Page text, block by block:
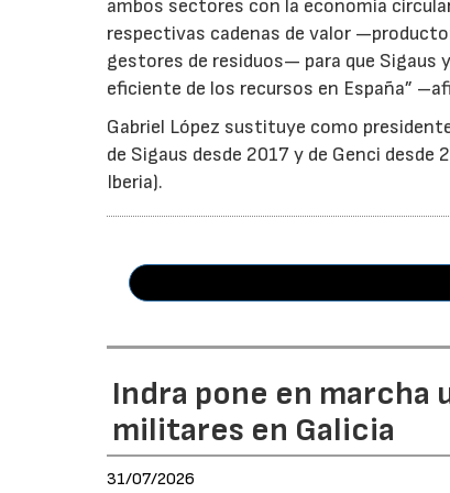
ambos sectores con la economía
respectivas cadenas de valor
gestores de residuos— para que
eficiente de los recursos en España”
Gabriel López sustituye como
de Sigaus desde 2017 y de Genci desde
Iberia).
Indra pone en marcha
militares en Galicia
31/07/2026